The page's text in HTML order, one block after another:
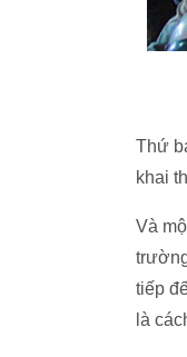
Thứ
khai
Và
tiếp
là